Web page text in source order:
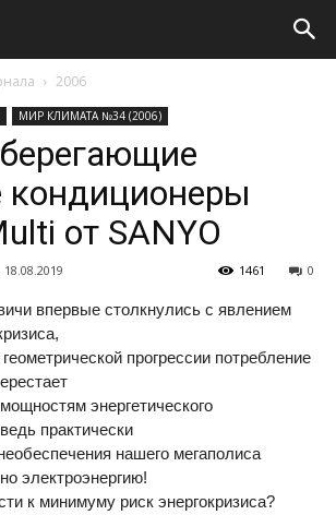
2006
МИР КЛИМАТА №34 (2006)
кондиционеры
от SANYO
18.08.2019 0
1461
впервые столкнулись с явлением
прогрессии потребление
энергетического
практически
нашего мегаполиса
электроэнергию!
к минимуму риск энергокризиса?